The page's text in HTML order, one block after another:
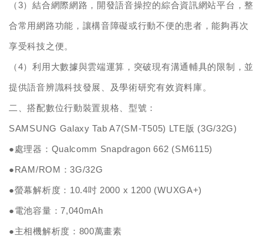
（3）結合網際網路，開發語音操控的綜合資訊網站平台，整
合常用網路功能，讓構音障礙或行動不便的患者，能夠再次
享受科技之便。
（4）利用大數據與雲端運算，突破現有溝通輔具的限制，並
提供語音辨識科技發展、及學術研究有效資料庫。
二、搭配數位行動裝置規格、型號：
SAMSUNG Galaxy Tab A7(SM-T505) LTE版 (3G/32G)
●處理器：Qualcomm Snapdragon 662 (SM6115)
●RAM/ROM：3G/32G
●螢幕解析度：10.4吋 2000 x 1200 (WUXGA+)
●電池容量：7,040mAh
●主相機解析度：800萬畫素